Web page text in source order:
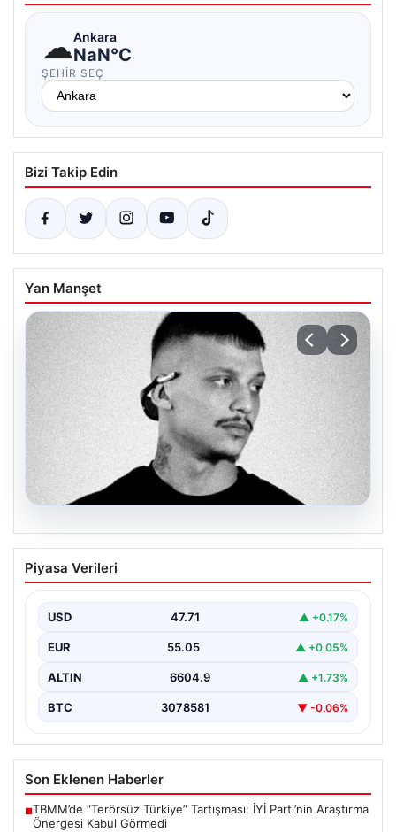
☁Ankara
NaN°C
ŞEHIR SEÇ
Bizi Takip Edin
Yan Manşet
06.08.2026
Klibinde silah kullanan rapçi Yuşa
Keskin ile 3 şüpheli adli kontrol ile
Piyasa Verileri
USD 47.71 ▲ +0.17%
EUR 55.05 ▲ +0.05%
ALTIN 6604.9 ▲ +1.73%
BTC 3078581 ▼ -0.06%
Son Eklenen Haberler
■TBMM’de “Terörsüz Türkiye” Tartışması: İYİ Parti’nin Araştırma
Önergesi Kabul Görmedi